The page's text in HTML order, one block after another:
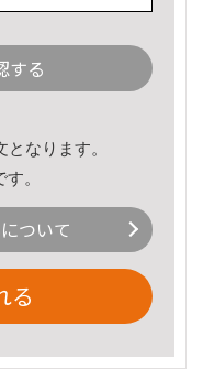
する
なります。
。
ついて
る